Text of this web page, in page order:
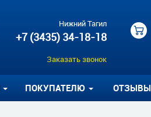
Нижний Тагил
+7 (3435) 34-18-18
Заказать звонок
ПОКУПАТЕЛЮ ОТЗЫВЫ